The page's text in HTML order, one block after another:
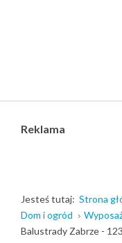
Reklama
Jesteś tutaj: Strona
Dom i ogród
Balustrady Zabrze -